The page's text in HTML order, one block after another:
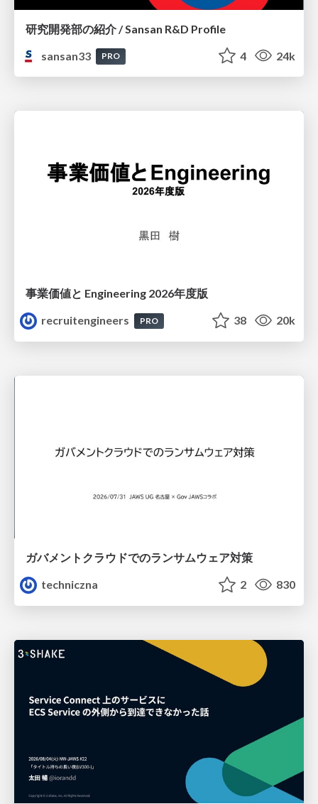
研究開発部の紹介 / Sansan R&D Profile
sansan33
PRO 4 24k
事業価値と Engineering 2026年度版
recruitengineers
PRO 38 20k
ガバメントクラウドでのランサムウェア対策
techniczna
2 830